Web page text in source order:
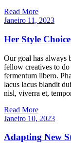
Read More
Janeiro 11, 2023
Her Style Choice
Our goal has always
fellow creatives to
fermentum libero.
lacus lacus blandit
nisl, viverra et,
Read More
Janeiro 10, 2023
Adapting New